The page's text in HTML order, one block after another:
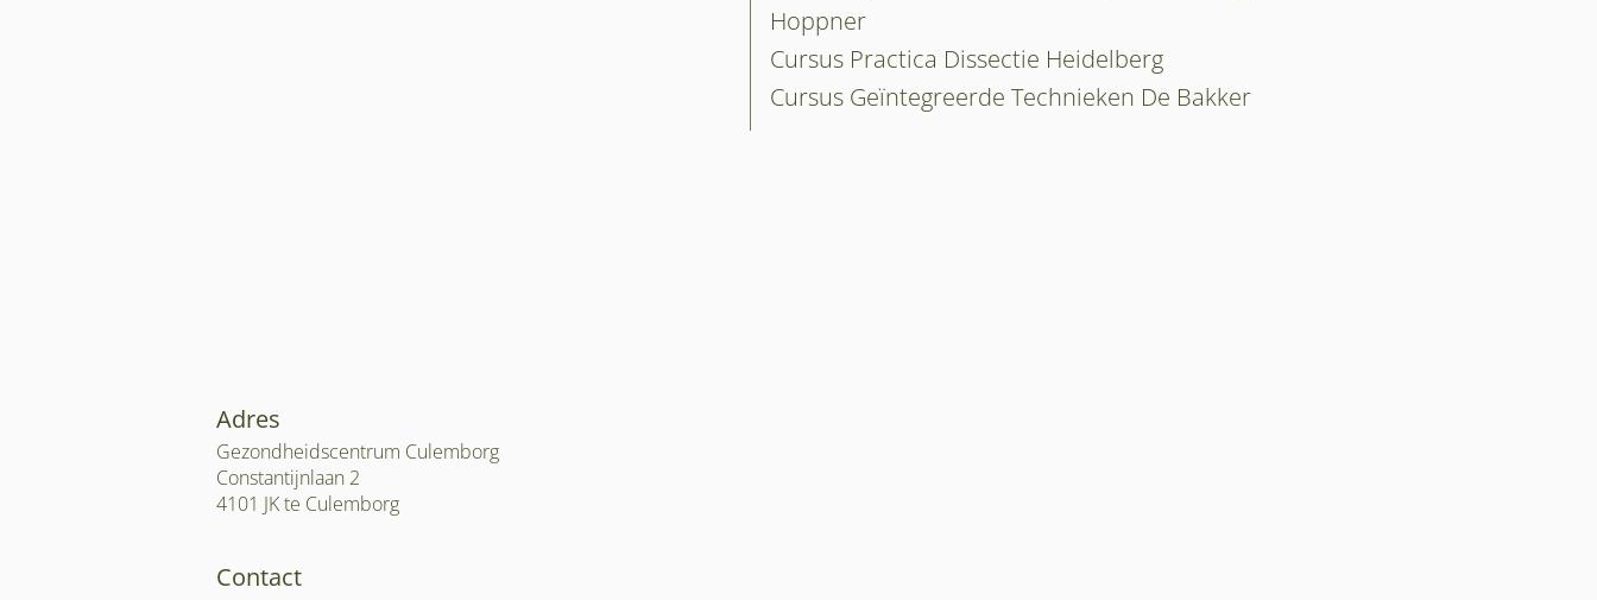
Hoppner
Cursus Practica Dissectie Heidelberg
Cursus Geïntegreerde Technieken De Bakker
Adres
Gezondheidscentrum Culemborg
Constantijnlaan 2
4101 JK te Culemborg
Contact